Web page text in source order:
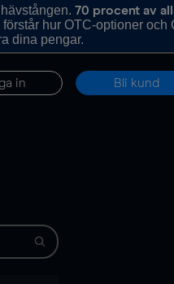
70 procent av
hur OTC-optioner och
dina pengar.
in Bli kund